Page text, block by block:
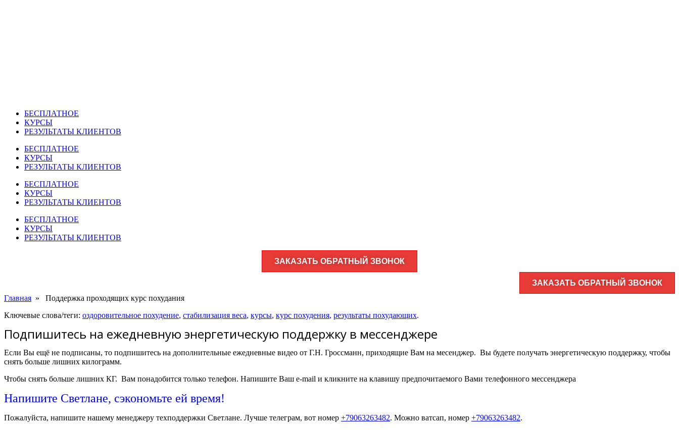
БЕСПЛАТНОЕ
КУРСЫ
РЕЗУЛЬТАТЫ КЛИЕНТОВ
БЕСПЛАТНОЕ
КУРСЫ
РЕЗУЛЬТАТЫ КЛИЕНТОВ
БЕСПЛАТНОЕ
КУРСЫ
РЕЗУЛЬТАТЫ КЛИЕНТОВ
БЕСПЛАТНОЕ
КУРСЫ
РЕЗУЛЬТАТЫ КЛИЕНТОВ
ЗАКАЗАТЬ ОБРАТНЫЙ ЗВОНОК
ЗАКАЗАТЬ ОБРАТНЫЙ ЗВОНОК
Главная »
Поддержка проходящих курс похудания
Ключевые слова/теги: оздоровительное похудение, стабилизация веса, курсы, курс похудения, результаты похудающих.
Подпишитесь на ежедневную энергетическую поддержку в мессенджере
Если Вы ещё не подписаны, то подпишитесь на дополнительные ежедневные видео от Г.Н. Гроссманн, приходящие Вам на месенджер. Вы будете получать энергетическую поддержку, чтобы
снять больше лишних килограмм.
Чтобы снять больше лишних КГ. Вам понадобится только телефон. Напишите Ваш e-mail и кликните на клавишу предпочитаемого Вами телефонного мессенджера
Напишите Светлане, сэкономьте ей время!
Пожалуйста, напишите нашему менеджеру техподдержки Светлане. Лучше телеграм, вот номер +79063263482. Можно ватсап, номер +79063263482.